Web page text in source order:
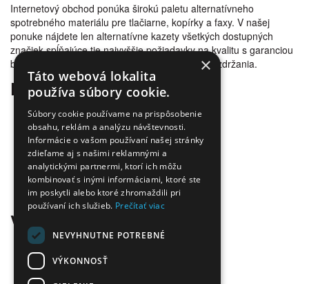
Internetový obchod ponúka širokú paletu alternatívneho
spotrebného materiálu pre tlačiarne, kopírky a faxy. V našej
ponuke nájdete len alternatívne kazety všetkých dostupných
značiek spĺňajúce tie najvyššie požiadavky na kvalitu s garanciou
bezproblémovosti tlače. Tovar doručujeme bez zdržania.
Prečo nakúpiť u nás
Úspora nákladov
Overená kvalita
Doprava zadarmo
Tovar skladom
Ekologická likvidácia tonerov
Množstvo spôsobov platby a dopravy
Ekológia
Všetko o nákupe
Kontaktné informácie
Platba a dodanie
Obchodné podmienky
×
Táto webová lokalita
používa súbory cookie.
Súbory cookie používame na prispôsobenie
obsahu, reklám a analýzu návštevnosti.
Informácie o vašom používaní našej stránky
zdieľame aj s našimi reklamnými a
analytickými partnermi, ktorí ich môžu
kombinovať s inými informáciami, ktoré ste
im poskytli alebo ktoré zhromaždili pri
používaní ich služieb. Prečítať viac
NEVYHNUTNE POTREBNÉ
VÝKONNOSŤ